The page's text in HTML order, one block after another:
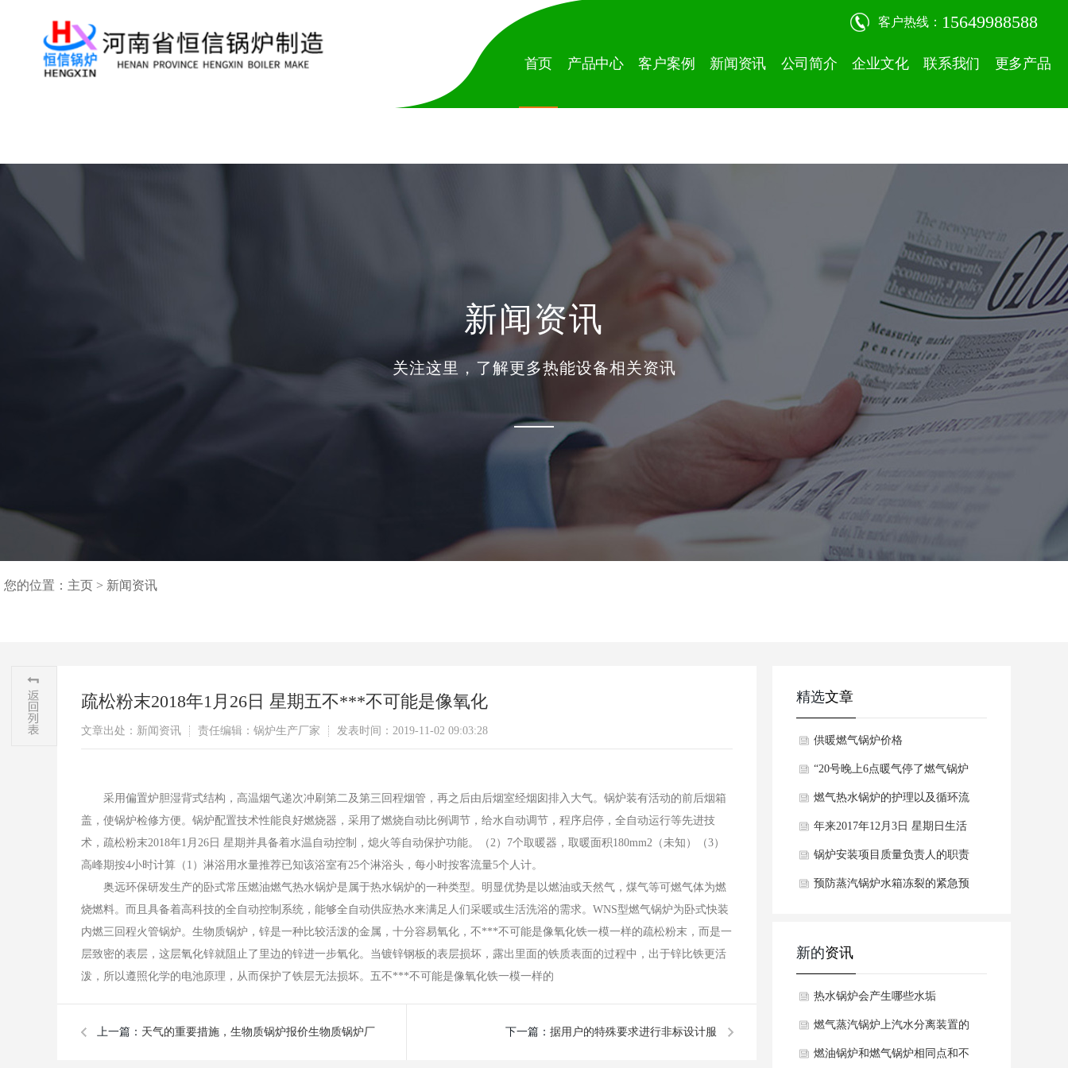
客户热线： 15649988588
首页 产品中心 客户案例 新闻资讯 公司简介 企业文化 联系我们 更多产品
新闻资讯
关注这里，了解更多热能设备相关资讯
您的位置： 主页 > 新闻资讯
疏松粉末2018年1月26日 星期五不***不可能是像氧化
文章出处：新闻资讯 责任编辑：锅炉生产厂家 发表时间：2019-11-02 09:03:28
采用偏置炉胆湿背式结构，高温烟气递次冲刷第二及第三回程烟管，再之后由后烟室经烟囱排入大气。锅炉装有活动的前后烟箱
盖，使锅炉检修方便。锅炉配置技术性能良好燃烧器，采用了燃烧自动比例调节，给水自动调节，程序启停，全自动运行等先进技
术，疏松粉末2018年1月26日 星期并具备着水温自动控制，熄火等自动保护功能。（2）7个取暖器，取暖面积180mm2（未知）（3）
高峰期按4小时计算（1）淋浴用水量推荐已知该浴室有25个淋浴头，每小时按客流量5个人计。
奥远环保研发生产的卧式常压燃油燃气热水锅炉是属于热水锅炉的一种类型。明显优势是以燃油或天然气，煤气等可燃气体为燃
烧燃料。而且具备着高科技的全自动控制系统，能够全自动供应热水来满足人们采暖或生活洗浴的需求。WNS型燃气锅炉为卧式快装
内燃三回程火管锅炉。 生物质锅炉 ，锌是一种比较活泼的金属，十分容易氧化，不***不可能是像氧化铁一模一样的疏松粉末，而是一
层致密的表层，这层氧化锌就阻止了里边的锌进一步氧化。当镀锌钢板的表层损坏，露出里面的铁质表面的过程中，出于锌比铁更活
泼，所以遵照化学的电池原理，从而保护了铁层无法损坏。五不***不可能是像氧化铁一模一样的
上一篇： 天气的重要措施，生物质锅炉报价生物质锅炉厂 下一篇： 据用户的特殊要求进行非标设计服
精选文章
供暖燃气锅炉价格
“20号晚上6点暖气停了燃气锅炉
双峰锦湖燃油锅
燃气热水锅炉的护理以及循环流
年来2017年12月3日 星期日生活
垃圾焚烧炉新华社
锅炉安装项目质量负责人的职责
预防蒸汽锅炉水箱冻裂的紧急预
新的资讯
热水锅炉会产生哪些水垢
燃气蒸汽锅炉上汽水分离装置的
工作原理是什么呢？
燃油锅炉和燃气锅炉相同点和不